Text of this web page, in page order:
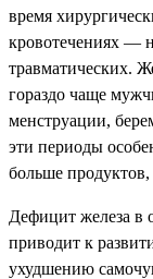
время
кровотечениях —
травматических.
гораздо чаще
менструации,
эти периоды
больше
Дефицит железа в
приводит к
ухудшению